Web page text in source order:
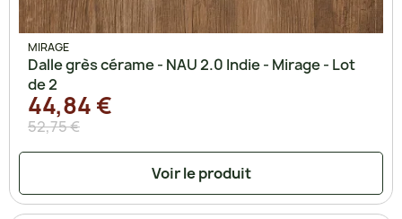
MIRAGE
Dalle grès cérame - NAU 2.0 Indie - Mirage - Lot
de 2
52,75 €
44,84 €
Voir le produit